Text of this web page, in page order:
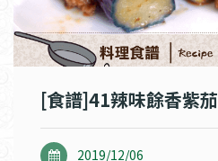
[食譜]41辣味餘香紫茄
2019/12/06